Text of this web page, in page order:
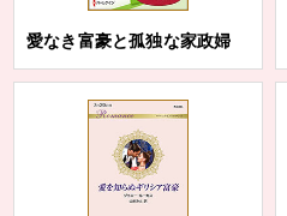
愛なき富豪と孤独な家政婦